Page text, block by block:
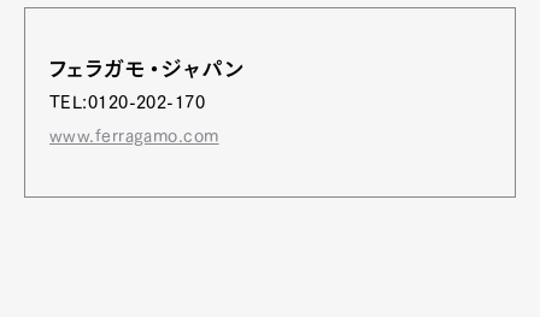
フェラガモ・ジャパン
TEL:0120-202-170
www.ferragamo.com